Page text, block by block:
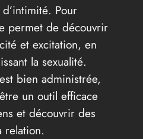
Pour
permet de découvrir
et excitation, en
la sexualité.
bien administrée,
un outil efficace
et découvrir des
relation.